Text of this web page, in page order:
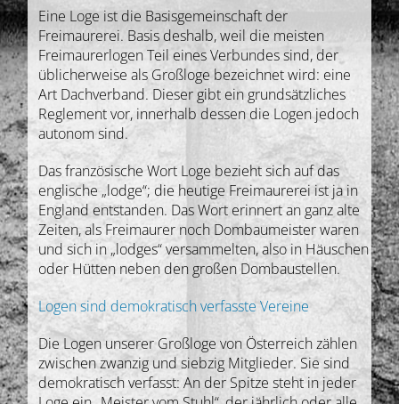
Eine Loge ist die Basisgemeinschaft der
Freimaurerei. Basis deshalb, weil die meisten
Freimaurerlogen Teil eines Verbundes sind, der
üblicherweise als Großloge bezeichnet wird: eine
Art Dachverband. Dieser gibt ein grundsätzliches
Reglement vor, innerhalb dessen die Logen jedoch
autonom sind.
Das französische Wort Loge bezieht sich auf das
englische „lodge“; die heutige Freimaurerei ist ja in
England entstanden. Das Wort erinnert an ganz alte
Zeiten, als Freimaurer noch Dombaumeister waren
und sich in „lodges“ versammelten, also in Häuschen
oder Hütten neben den großen Dombaustellen.
Logen sind demokratisch verfasste Vereine
Die Logen unserer Großloge von Österreich zählen
zwischen zwanzig und siebzig Mitglieder. Sie sind
demokratisch verfasst: An der Spitze steht in jeder